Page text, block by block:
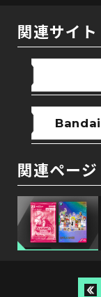
関連サイト
関連ページ